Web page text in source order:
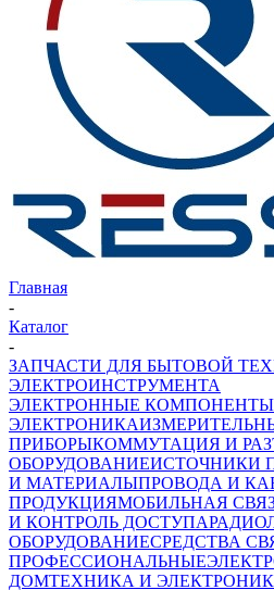
Главная
-
Каталог
-
ЗАПЧАСТИ ДЛЯ БЫТОВОЙ
ЭЛЕКТРОИНСТРУМЕНТА
ЭЛЕКТРОННЫЕ КОМПОНЕНТЫ
ЭЛЕКТРОНИКА
ПРИБОРЫКОММУТАЦИЯ И
ОБОРУДОВАНИЕИСТОЧНИКИ
И МАТЕРИАЛЫПРОВОДА И
ПРОДУКЦИЯМОБИЛЬНАЯ
И КОНТРОЛЬ ДОСТУПА
ОБОРУДОВАНИЕСРЕДСТВА
ПРОФЕССИОНАЛЬНЫЕ
ДОМТЕХНИКА И